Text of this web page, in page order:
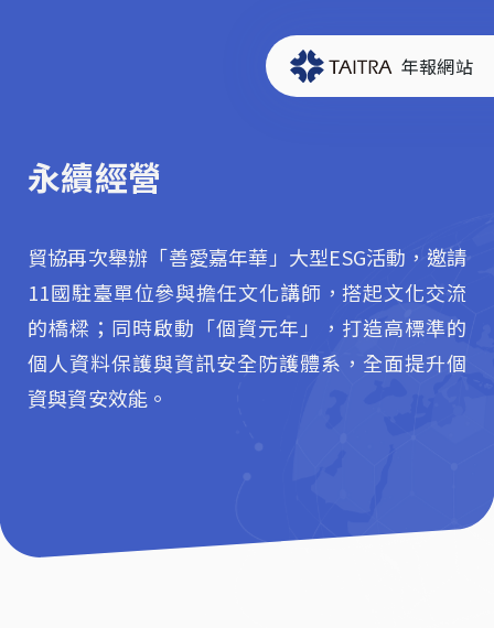
年報網站
永續經營
貿協再次舉辦「善愛嘉年華」大型ESG活動，邀請
11國駐臺單位參與擔任文化講師，搭起文化交流
的橋樑；同時啟動「個資元年」，打造高標準的
個人資料保護與資訊安全防護體系，全面提升個
資與資安效能。